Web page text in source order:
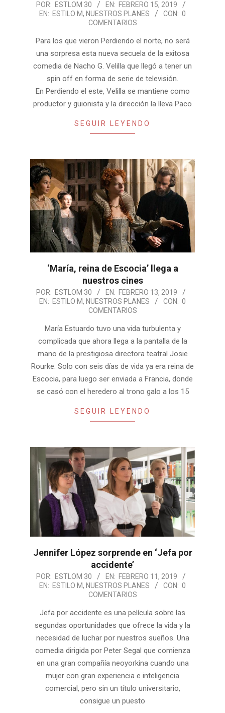
2019-
02-
POR: ESTLOM 30 EN: FEBRERO 15, 2019
EN: ESTILO M, NUESTROS PLANES CON: 0
COMENTARIOS
Para los que vieron Perdiendo el norte, no será
una sorpresa esta nueva secuela de la exitosa
comedia de Nacho G. Velilla que llegó a tener un
spin off en forma de serie de televisión.
En Perdiendo el este, Velilla se mantiene como
productor y guionista y la dirección la lleva Paco
SEGUIR LEYENDO
‘María, reina de Escocia’ llega a
nuestros cines
2019-
02-
POR: ESTLOM 30 EN: FEBRERO 13, 2019
EN: ESTILO M, NUESTROS PLANES CON: 0
COMENTARIOS
María Estuardo tuvo una vida turbulenta y
complicada que ahora llega a la pantalla de la
mano de la prestigiosa directora teatral Josie
Rourke. Solo con seis días de vida ya era reina de
Escocia, para luego ser enviada a Francia, donde
se casó con el heredero al trono galo a los 15
SEGUIR LEYENDO
Jennifer López sorprende en ‘Jefa por
accidente’
2019-
02-
POR: ESTLOM 30 EN: FEBRERO 11, 2019
EN: ESTILO M, NUESTROS PLANES CON: 0
COMENTARIOS
Jefa por accidente es una película sobre las
segundas oportunidades que ofrece la vida y la
necesidad de luchar por nuestros sueños. Una
comedia dirigida por Peter Segal que comienza
en una gran compañía neoyorkina cuando una
mujer con gran experiencia e inteligencia
comercial, pero sin un título universitario,
consigue un puesto